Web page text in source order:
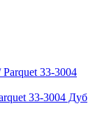
33-3004 Дуб